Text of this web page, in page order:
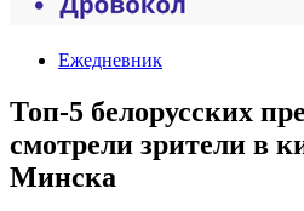
Ежедневник
Топ-5 белорусских
смотрели зрители в
Минска